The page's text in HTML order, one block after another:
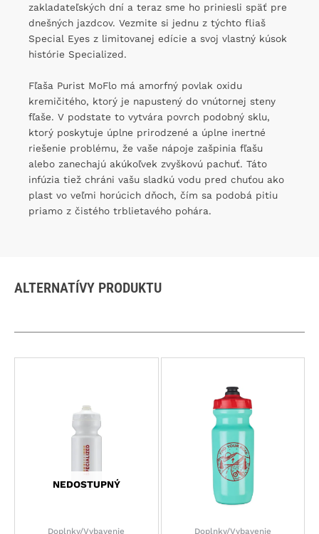
zakladateľských dní a teraz sme ho priniesli späť pre
dnešných jazdcov. Vezmite si jednu z týchto fliaš
Special Eyes z limitovanej edície a svoj vlastný kúsok
histórie Specialized.
Fľaša Purist MoFlo má amorfný povlak oxidu
kremičitého, ktorý je napustený do vnútornej steny
fľaše. V podstate to vytvára povrch podobný sklu,
ktorý poskytuje úplne prirodzené a úplne inertné
riešenie problému, že vaše nápoje zašpinia fľašu
alebo zanechajú akúkoľvek zvyškovú pachuť. Táto
infúzia tiež chráni vašu sladkú vodu pred chuťou ako
plast vo veľmi horúcich dňoch, čím sa podobá pitiu
priamo z čistého trblietavého pohára.
ALTERNATÍVY PRODUKTU
NEDOSTUPNÝ
Doplnky/Vybavenie Doplnky/Vybavenie